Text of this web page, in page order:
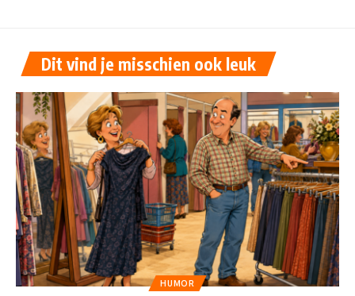
Dit vind je misschien ook leuk
HUMOR